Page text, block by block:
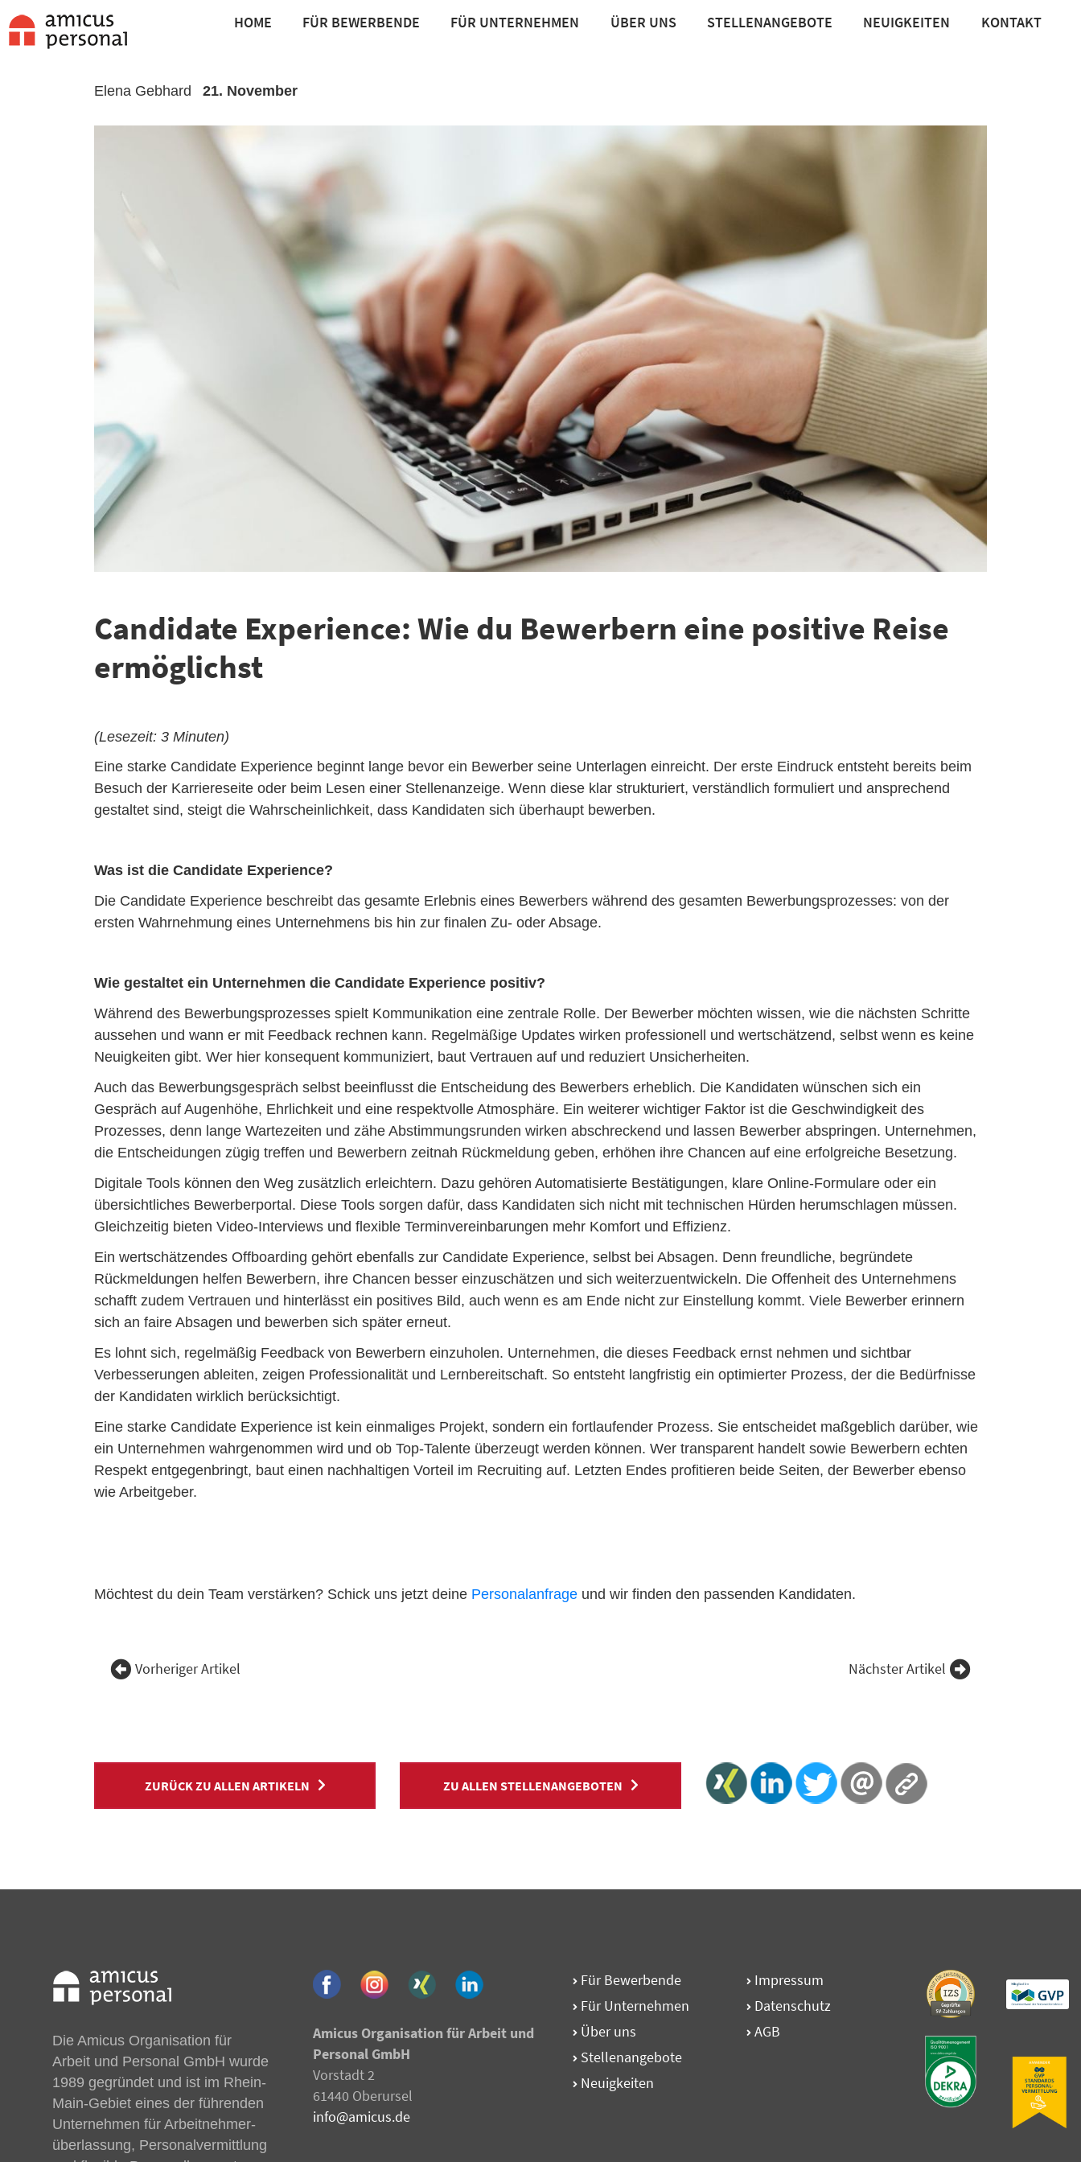
HOME FÜR BEWERBENDE FÜR UNTERNEHMEN ÜBER UNS STELLENANGEBOTE NEUIGKEITEN KONTAKT
Elena Gebhard 21. November
Candidate Experience: Wie du Bewerbern eine positive Reise
ermöglichst
(Lesezeit: 3 Minuten)
Eine starke Candidate Experience beginnt lange bevor ein Bewerber seine Unterlagen einreicht. Der erste Eindruck entsteht bereits beim
Besuch der Karriereseite oder beim Lesen einer Stellenanzeige. Wenn diese klar strukturiert, verständlich formuliert und ansprechend
gestaltet sind, steigt die Wahrscheinlichkeit, dass Kandidaten sich überhaupt bewerben.
Was ist die Candidate Experience?
Die Candidate Experience beschreibt das gesamte Erlebnis eines Bewerbers während des gesamten Bewerbungsprozesses: von der
ersten Wahrnehmung eines Unternehmens bis hin zur finalen Zu- oder Absage.
Wie gestaltet ein Unternehmen die Candidate Experience positiv?
Während des Bewerbungsprozesses spielt Kommunikation eine zentrale Rolle. Der Bewerber möchten wissen, wie die nächsten Schritte
aussehen und wann er mit Feedback rechnen kann. Regelmäßige Updates wirken professionell und wertschätzend, selbst wenn es keine
Neuigkeiten gibt. Wer hier konsequent kommuniziert, baut Vertrauen auf und reduziert Unsicherheiten.
Auch das Bewerbungsgespräch selbst beeinflusst die Entscheidung des Bewerbers erheblich. Die Kandidaten wünschen sich ein
Gespräch auf Augenhöhe, Ehrlichkeit und eine respektvolle Atmosphäre. Ein weiterer wichtiger Faktor ist die Geschwindigkeit des
Prozesses, denn lange Wartezeiten und zähe Abstimmungsrunden wirken abschreckend und lassen Bewerber abspringen. Unternehmen,
die Entscheidungen zügig treffen und Bewerbern zeitnah Rückmeldung geben, erhöhen ihre Chancen auf eine erfolgreiche Besetzung.
Digitale Tools können den Weg zusätzlich erleichtern. Dazu gehören Automatisierte Bestätigungen, klare Online-Formulare oder ein
übersichtliches Bewerberportal. Diese Tools sorgen dafür, dass Kandidaten sich nicht mit technischen Hürden herumschlagen müssen.
Gleichzeitig bieten Video-Interviews und flexible Terminvereinbarungen mehr Komfort und Effizienz.
Ein wertschätzendes Offboarding gehört ebenfalls zur Candidate Experience, selbst bei Absagen. Denn freundliche, begründete
Rückmeldungen helfen Bewerbern, ihre Chancen besser einzuschätzen und sich weiterzuentwickeln. Die Offenheit des Unternehmens
schafft zudem Vertrauen und hinterlässt ein positives Bild, auch wenn es am Ende nicht zur Einstellung kommt. Viele Bewerber erinnern
sich an faire Absagen und bewerben sich später erneut.
Es lohnt sich, regelmäßig Feedback von Bewerbern einzuholen. Unternehmen, die dieses Feedback ernst nehmen und sichtbar
Verbesserungen ableiten, zeigen Professionalität und Lernbereitschaft. So entsteht langfristig ein optimierter Prozess, der die Bedürfnisse
der Kandidaten wirklich berücksichtigt.
Eine starke Candidate Experience ist kein einmaliges Projekt, sondern ein fortlaufender Prozess. Sie entscheidet maßgeblich darüber, wie
ein Unternehmen wahrgenommen wird und ob Top-Talente überzeugt werden können. Wer transparent handelt sowie Bewerbern echten
Respekt entgegenbringt, baut einen nachhaltigen Vorteil im Recruiting auf. Letzten Endes profitieren beide Seiten, der Bewerber ebenso
wie Arbeitgeber.
Möchtest du dein Team verstärken? Schick uns jetzt deine Personalanfrage und wir finden den passenden Kandidaten.
Vorheriger Artikel Nächster Artikel
ZURÜCK ZU ALLEN ARTIKELN ZU ALLEN STELLENANGEBOTEN
Die Amicus Organisation für
Arbeit und Personal GmbH wurde
1989 gegründet und ist im Rhein-
Main-Gebiet eines der führenden
Unternehmen für Arbeitnehmer­
überlassung, Personalvermittlung
Amicus Organisation für Arbeit und
Personal GmbH
Vorstadt 2
61440 Oberursel
info@amicus.de
Für Bewerbende
Für Unternehmen
Über uns
Stellen­angebote
Neuigkeiten
Impressum
Datenschutz
AGB